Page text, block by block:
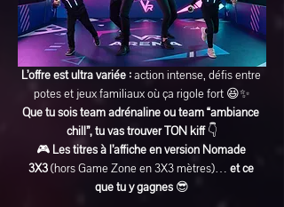
L’offre est ultra variée : action intense, défis entre
potes et jeux familiaux où ça rigole fort 😆✨
Que tu sois team adrénaline ou team “ambiance
chill”, tu vas trouver TON kiff 👇
🎮 Les titres à l’affiche en version Nomade
3X3 (hors Game Zone en 3X3 mètres)… et ce
que tu y gagnes 😎